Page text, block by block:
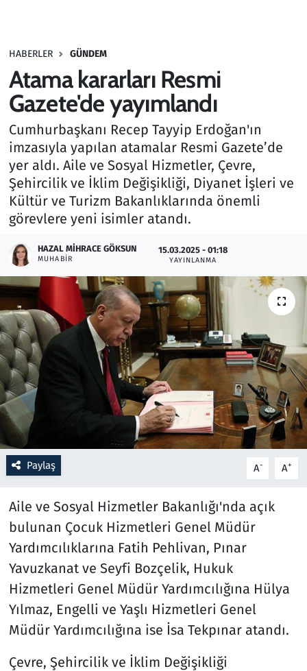
HABERLER GÜNDEM
Atama kararları Resmi
Gazete'de yayımlandı
Cumhurbaşkanı Recep Tayyip Erdoğan'ın
imzasıyla yapılan atamalar Resmi Gazete’de
yer aldı. Aile ve Sosyal Hizmetler, Çevre,
Şehircilik ve İklim Değişikliği, Diyanet İşleri ve
Kültür ve Turizm Bakanlıklarında önemli
görevlere yeni isimler atandı.
HAZAL MIHRACE GÖKSUN
MUHABIR
15.03.2025 - 01:18
YAYINLANMA
Paylaş A- A+
Aile ve Sosyal Hizmetler Bakanlığı'nda açık
bulunan Çocuk Hizmetleri Genel Müdür
Yardımcılıklarına Fatih Pehlivan, Pınar
Yavuzkanat ve Seyfi Bozçelik, Hukuk
Hizmetleri Genel Müdür Yardımcılığına Hülya
Yılmaz, Engelli ve Yaşlı Hizmetleri Genel
Müdür Yardımcılığına ise İsa Tekpınar atandı.
Çevre, Şehircilik ve İklim Değişikliği
Haber
Kültür Sanat
Kurumsal Haberler
Lezzet Durağı
Memur ve Kamu
Ramazan
Resmi İlanlar
Rüya Tabirleri
Savunma Sanayi
Seçim 2023
Spor
Teknoloji ve Bilim
Televizyon